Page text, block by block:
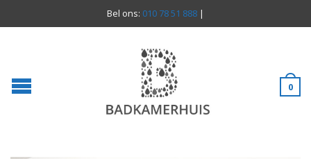
Bel ons: 010 78 51 888 |
0